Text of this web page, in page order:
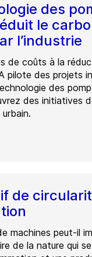
des
le
l’industrie
de coûts à la
pilote des projets
des
des initiatives
de
machines peut-il
de la nature qui